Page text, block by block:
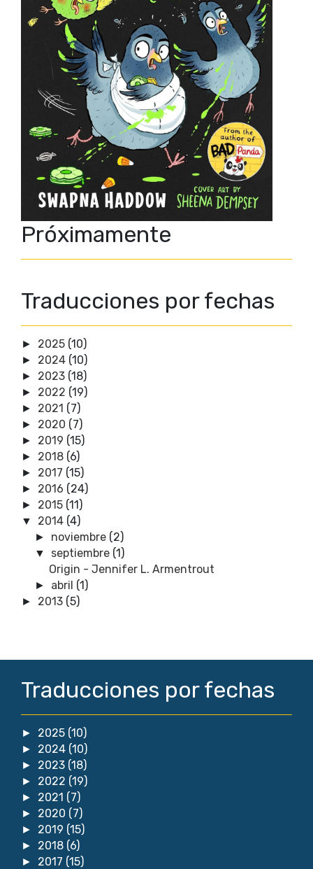
Próximamente
Traducciones por fechas
► 2025 (10)
► 2024 (10)
► 2023 (18)
► 2022 (19)
► 2021 (7)
► 2020 (7)
► 2019 (15)
► 2018 (6)
► 2017 (15)
► 2016 (24)
► 2015 (11)
▼ 2014 (4)
► noviembre (2)
▼ septiembre (1)
Origin - Jennifer L. Armentrout
► abril (1)
► 2013 (5)
Traducciones por fechas
► 2025 (10)
► 2024 (10)
► 2023 (18)
► 2022 (19)
► 2021 (7)
► 2020 (7)
► 2019 (15)
► 2018 (6)
► 2017 (15)